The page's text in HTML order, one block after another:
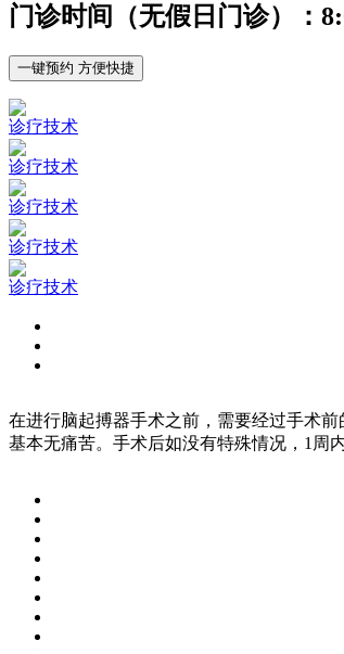
门诊时间（无假日门诊）：
一键预约 方便快捷
诊疗技术
诊疗技术
诊疗技术
诊疗技术
诊疗技术
在进行脑起搏器手术之前，需要经过手术
基本无痛苦。手术后如没有特殊情况，1周